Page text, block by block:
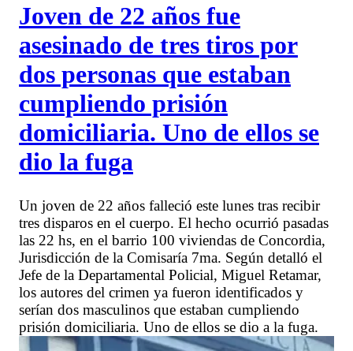
Joven de 22 años fue
asesinado de tres tiros por
dos personas que estaban
cumpliendo prisión
domiciliaria. Uno de ellos se
dio la fuga
Un joven de 22 años falleció este lunes tras recibir
tres disparos en el cuerpo. El hecho ocurrió pasadas
las 22 hs, en el barrio 100 viviendas de Concordia,
Jurisdicción de la Comisaría 7ma. Según detalló el
Jefe de la Departamental Policial, Miguel Retamar,
los autores del crimen ya fueron identificados y
serían dos masculinos que estaban cumpliendo
prisión domiciliaria. Uno de ellos se dio a la fuga.